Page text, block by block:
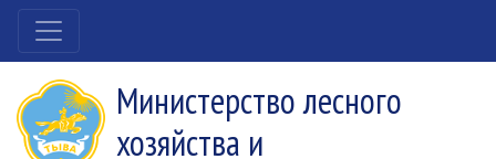
Министерство лесного
хозяйства и